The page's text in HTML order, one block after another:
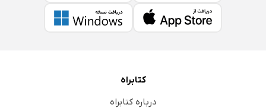
کتابراه
درباره کتابراه